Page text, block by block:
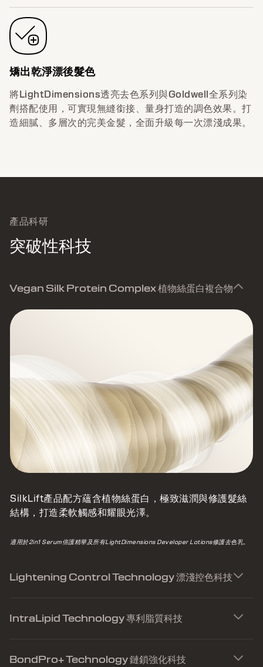
矯出乾淨漂後髮色
將LightDimensions透亮去色系列與Goldwell全系列染
劑搭配使用，可實現無縫銜接、量身打造的調色效果。打
造細膩、多層次的完美金髮，全面升級每一次漂淺成果。
產品科研
突破性科技
Vegan Silk Protein Complex 植物絲蛋白複合物
SilkLift產品配方蘊含植物絲蛋白，極致滋潤與修護髮絲
結構，打造柔軟觸感和耀眼光澤。
適用於2in1 Serum倍護精華及所有LightDimensions Developer Lotions修護去色乳。
Lightening Control Technology 漂淺控色科技
IntraLipid Technology 專利脂質科技
BondPro+ Technology 鏈鎖強化科技